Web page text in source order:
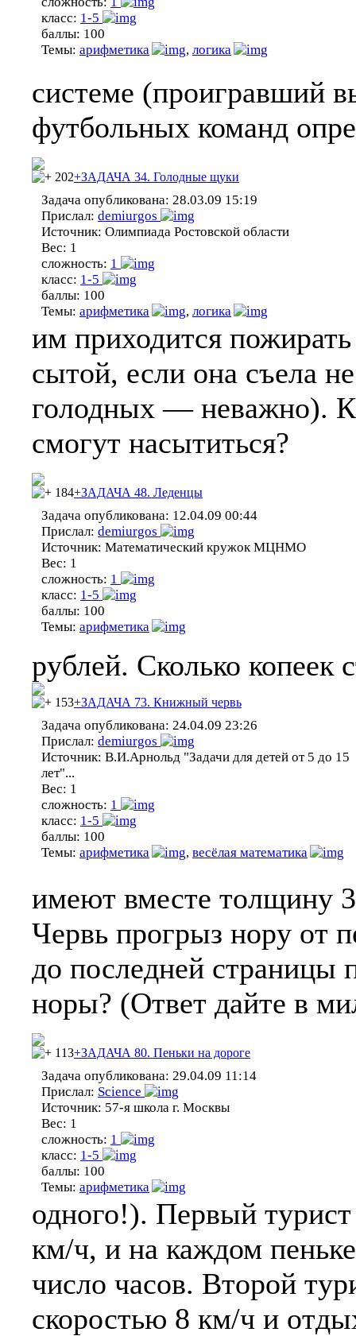
класс: 1-5
баллы: 100
Темы: арифметика , логика
системе (проигравший
футбольных команд
202+ЗАДАЧА 34. Голодные щуки
Задача опубликована: 28.03.09 15:19
Прислал: demiurgos
Источник: Олимпиада Ростовской области
Вес: 1
сложность: 1
класс: 1-5
баллы: 100
Темы: арифметика , логика
им приходится
сытой, если она съела
голодных — неважно).
смогут насытиться?
184+ЗАДАЧА 48. Леденцы
Задача опубликована: 12.04.09 00:44
Прислал: demiurgos
Источник: Математический кружок МЦНМО
Вес: 1
сложность: 1
класс: 1-5
баллы: 100
Темы: арифметика
рублей. Сколько копеек
153+ЗАДАЧА 73. Книжный червь
Задача опубликована: 24.04.09 23:26
Прислал: demiurgos
Источник: В.И.Арнольд "Задачи для детей от 5 до 15
лет"...
Вес: 1
сложность: 1
класс: 1-5
баллы: 100
Темы: арифметика , весёлая математика
имеют вместе толщину
Червь прогрыз нору от
до последней страницы
норы? (Ответ дайте в
113+ЗАДАЧА 80. Пеньки на дороге
Задача опубликована: 29.04.09 11:14
Прислал: Science
Источник: 57-я школа г. Москвы
Вес: 1
сложность: 1
класс: 1-5
баллы: 100
Темы: арифметика
одного!). Первый
км/ч, и на каждом
число часов. Второй
скоростью 8 км/ч и